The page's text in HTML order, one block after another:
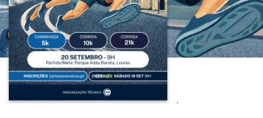
.